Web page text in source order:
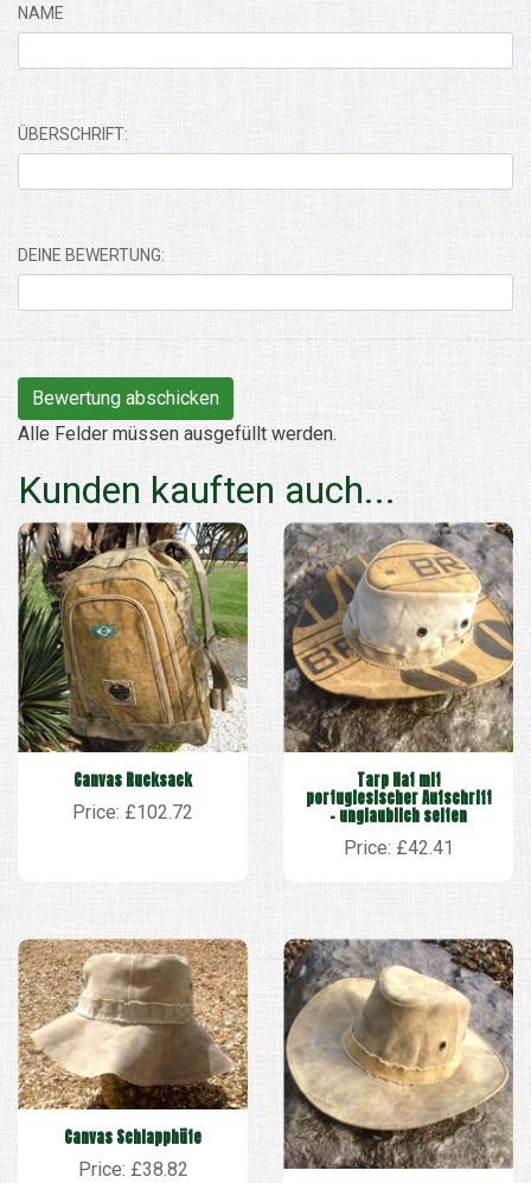
NAME
ÜBERSCHRIFT:
DEINE BEWERTUNG:
Alle Felder müssen ausgefüllt werden.
Kunden kauften auch...
Canvas Rucksack
Price: £102.72
Tarp Hat mit
portugiesischer Aufschrift
– unglaublich selten
Price: £42.41
Canvas Schlapphüte
Price: £38.82